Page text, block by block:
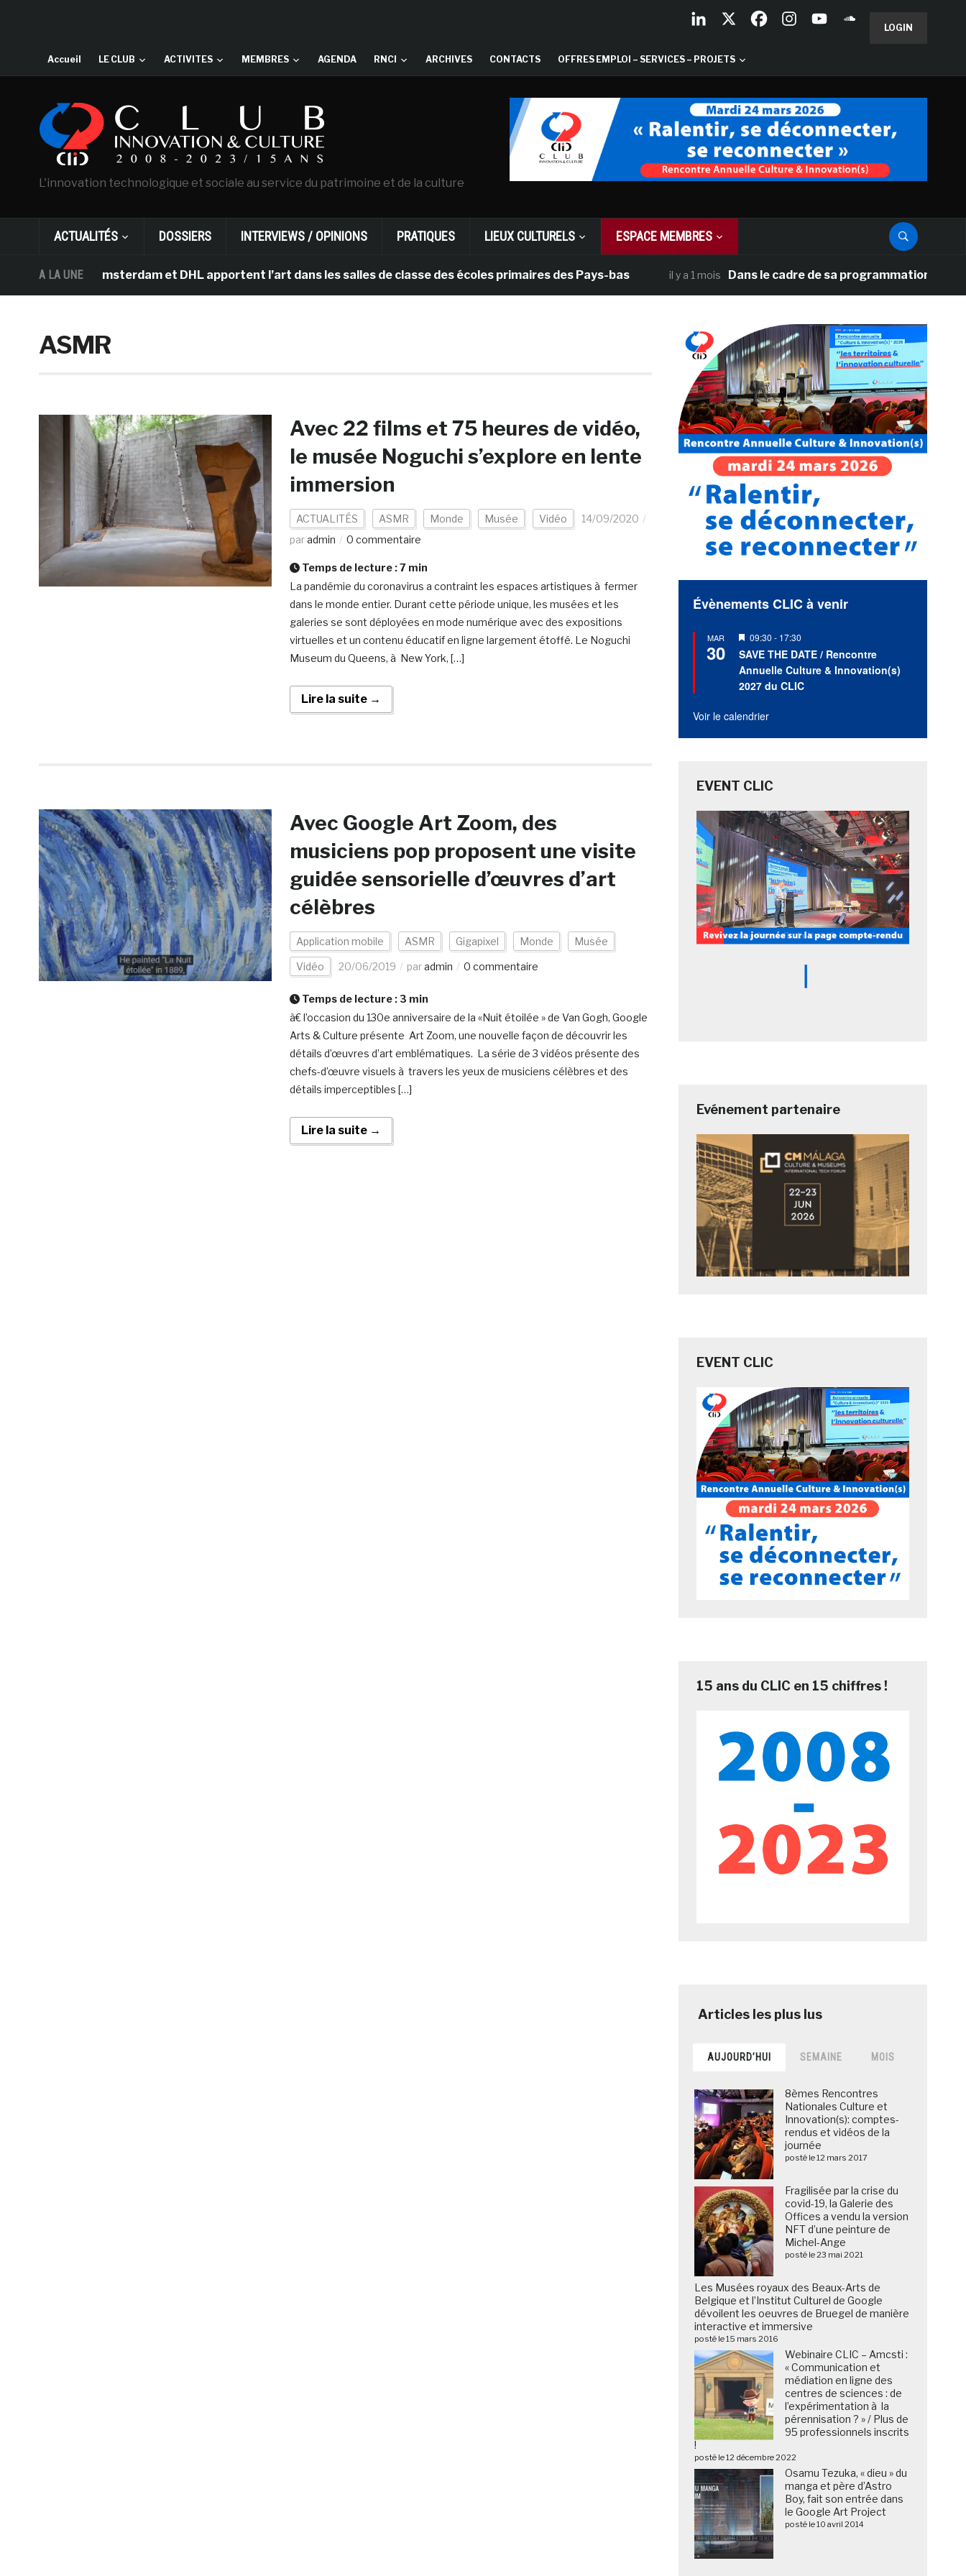
LOGIN
Accueil LE CLUB ACTIVITES MEMBRES AGENDA RNCI ARCHIVES CONTACTS OFFRES EMPLOI – SERVICES – PROJETS
L'innovation technologique et sociale au service du patrimoine et de la culture
ACTUALITÉS DOSSIERS INTERVIEWS / OPINIONS PRATIQUES LIEUX CULTURELS ESPACE MEMBRES
A LA UNE
Gogh d’Amsterdam et DHL apportent l’art dans les salles de classe des écoles primaires des Pays-bas il y a 1 mois Dans le cadre de sa programmation
ASMR
Avec 22 films et 75 heures de vidéo,
le musée Noguchi s’explore en lente
immersion
ACTUALITÉS ASMR Monde Musée Vidéo
14/09/2020
paradmin 0 commentaire
Temps de lecture :7 min
La pandémie du coronavirus a contraint les espaces artistiques à fermer
dans le monde entier. Durant cette période unique, les musées et les
galeries se sont déployées en mode numérique avec des expositions
virtuelles et un contenu éducatif en ligne largement étoffé. Le Noguchi
Museum du Queens, à New York, […]
Lire la suite →
Avec Google Art Zoom, des
musiciens pop proposent une visite
guidée sensorielle d’œuvres d’art
célèbres
Application mobile ASMR Gigapixel Monde Musée
Vidéo 20/06/2019 paradmin 0 commentaire
Temps de lecture : 3 min
à€ l’occasion du 130e anniversaire de la «Nuit étoilée » de Van Gogh, Google
Arts & Culture présente Art Zoom, une nouvelle façon de découvrir les
détails d’œuvres d’art emblématiques. La série de 3 vidéos présente des
chefs-d’œuvre visuels à travers les yeux de musiciens célèbres et des
détails imperceptibles […]
Lire la suite →
Évènements CLIC à venir
MAR
30
Mis
en
avant
09:30 - 17:30
SAVE THE DATE / Rencontre
Annuelle Culture & Innovation(s)
2027 du CLIC
Voir le calendrier
EVENT CLIC
Evénement partenaire
EVENT CLIC
15 ans du CLIC en 15 chiffres !
AUJOURD’HUI SEMAINE MOIS
8èmes Rencontres
Nationales Culture et
Innovation(s): comptes-
rendus et vidéos de la
journée
posté le 12 mars 2017
Fragilisée par la crise du
covid-19, la Galerie des
Offices a vendu la version
NFT d’une peinture de
Michel-Ange
posté le 23 mai 2021
Les Musées royaux des Beaux-Arts de
Belgique et l’Institut Culturel de Google
dévoilent les oeuvres de Bruegel de manière
interactive et immersive
posté le 15 mars 2016
Webinaire CLIC – Amcsti :
« Communication et
médiation en ligne des
centres de sciences : de
l’expérimentation à la
pérennisation ? » / Plus de
95 professionnels inscrits
!
posté le 12 décembre 2022
Osamu Tezuka, « dieu » du
manga et père d’Astro
Boy, fait son entrée dans
le Google Art Project
posté le 10 avril 2014